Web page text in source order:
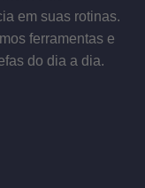
em suas rotinas.
ferramentas e
do dia a dia.